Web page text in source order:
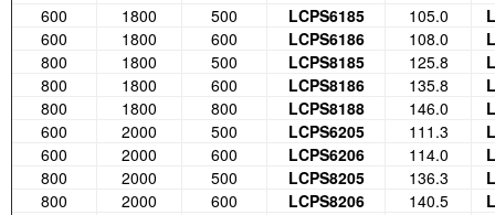
600
1800 500 LCPS6185 105.0
600
1800 600 LCPS6186 108.0
800
1800 500 LCPS8185 125.8
800
1800 600 LCPS8186 135.8
800
1800 800 LCPS8188 146.0
600
2000 500 LCPS6205 111.3
600
2000 600 LCPS6206 114.0
800
2000 500 LCPS8205 136.3
800
2000 600 LCPS8206 140.5